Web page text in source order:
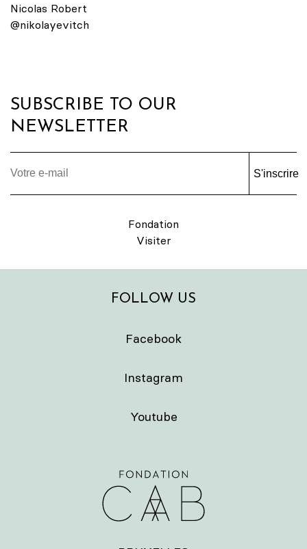
Nicolas Robert
@nikolayevitch
SUBSCRIBE TO OUR
NEWSLETTER
S'inscrire
Fondation
Visiter
FOLLOW US
Facebook
Instagram
Youtube